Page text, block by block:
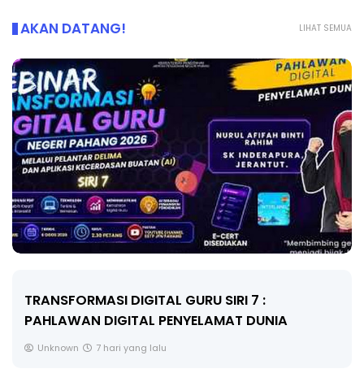
LIHAT SEMUA
AKAN DATANG!
DIGITAL GURU SIRI 7 :
DIGITAL PENYELAMAT DUNIA
7 hari yang lalu